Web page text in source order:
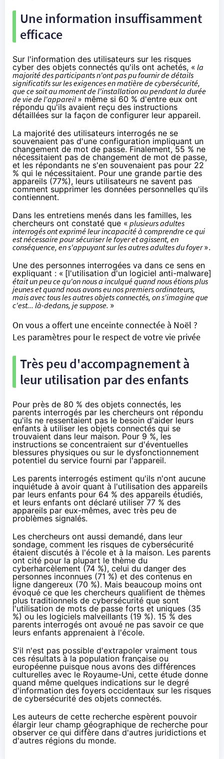
Une information insuffisamment
efficace
Sur l'information des utilisateurs sur les risques
cyber des objets connectés qu'ils ont achetés, « la
majorité des participants n'ont pas pu fournir de détails
significatifs sur les exigences en matière de cybersécurité,
que ce soit au moment de l'installation ou pendant la durée
de vie de l'appareil » même si 60 % d'entre eux ont
répondu qu'ils avaient reçu des instructions
détaillées sur la façon de configurer leur appareil.
La majorité des utilisateurs interrogés ne se
souvenaient pas d'une configuration impliquant un
changement de mot de passe. Finalement, 55 % ne
nécessitaient pas de changement de mot de passe,
et les répondants ne s'en souvenaient pas pour 22
% qui le nécessitaient. Pour une grande partie des
appareils (77%), leurs utilisateurs ne savent pas
comment supprimer les données personnelles qu'ils
contiennent.
Dans les entretiens menés dans les familles, les
chercheurs ont constaté que « plusieurs adultes
interrogés ont exprimé leur incapacité à comprendre ce qui
est nécessaire pour sécuriser le foyer et agissent, en
conséquence, en s'appuyant sur les autres adultes du foyer».
Une des personnes interrogées va dans ce sens en
expliquant : « [l'utilisation d'un logiciel anti-malware]
était un peu ce qu'on nous a inculqué quand nous étions plus
jeunes et quand nous avons eu nos premiers ordinateurs,
mais avec tous les autres objets connectés, on s'imagine que
c'est... là-dedans, je suppose. »
On vous a offert une enceinte connectée à Noël ?
Les paramètres pour le respect de votre vie privée
Très peu d'accompagnement à
leur utilisation par des enfants
Pour près de 80 % des objets connectés, les
parents interrogés par les chercheurs ont répondu
qu'ils ne ressentaient pas le besoin d'aider leurs
enfants à utiliser les objets connectés qui se
trouvaient dans leur maison. Pour 9 %, les
instructions se concentraient sur d'éventuelles
blessures physiques ou sur le dysfonctionnement
potentiel du service fourni par l'appareil.
Les parents interrogés estiment qu'ils n'ont aucune
inquiétude à avoir quant à l'utilisation des appareils
par leurs enfants pour 64 % des appareils étudiés,
et leurs enfants ont déclaré utiliser 77 % des
appareils par eux-mêmes, avec très peu de
problèmes signalés.
Les chercheurs ont aussi demandé, dans leur
sondage, comment les risques de cybersécurité
étaient discutés à l'école et à la maison. Les parents
ont cité pour la plupart le thème du
cyberharcèlement (74 %), celui du danger des
personnes inconnues (71 %) et des contenus en
ligne dangereux (70 %). Mais beaucoup moins ont
évoqué ce que les chercheurs qualifient de thèmes
plus traditionnels de cybersécurité que sont
l'utilisation de mots de passe forts et uniques (35
%) ou les logiciels malveillants (19 %). 15 % des
parents interrogés ont avoué ne pas savoir ce que
leurs enfants apprenaient à l'école.
S'il n'est pas possible d'extrapoler vraiment tous
ces résultats à la population française ou
européenne puisque nous avons des différences
culturelles avec le Royaume-Uni, cette étude donne
quand même quelques indications sur le degré
d'information des foyers occidentaux sur les risques
de cybersécurité des objets connectés.
Les auteurs de cette recherche espèrent pouvoir
élargir leur champ géographique de recherche pour
observer ce qui diffère dans d'autres juridictions et
d'autres régions du monde.